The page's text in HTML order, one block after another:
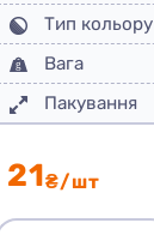
21₴/шт
Тип кольору
Вага
Пакування